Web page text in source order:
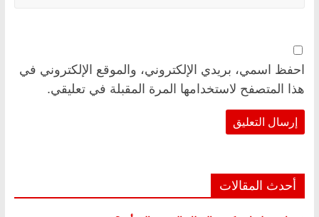
احفظ اسمي، بريدي الإلكتروني، والموقع الإلكتروني في
هذا المتصفح لاستخدامها المرة المقبلة في تعليقي.
أحدث المقالات